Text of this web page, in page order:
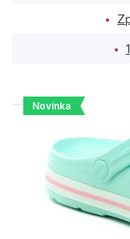
Novinka